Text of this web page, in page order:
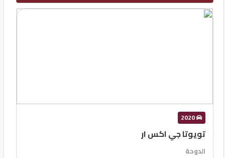
2020
تويوتا جي اكس ار
الدوحة